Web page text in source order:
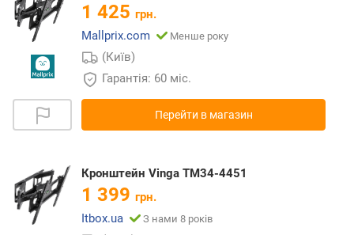
1 425 грн.
Mallprix.com
Менше року
(Київ)
Гарантія: 60 міс.
Перейти в магазин
Кронштейн Vinga TM34-4451
1 399 грн.
Itbox.ua
З нами 8 років